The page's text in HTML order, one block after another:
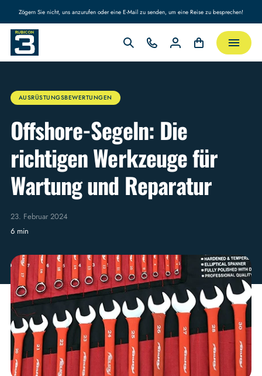
Zögern Sie nicht, uns anzurufen oder eine E-Mail zu senden, um eine Reise zu besprechen!
23. Februar 2024
6 min
AUSRÜSTUNGSBEWERTUNGEN
Offshore-Segeln: Die
richtigen Werkzeuge für
Wartung und Reparatur